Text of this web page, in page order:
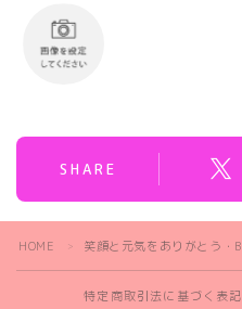
SHARE
HOME ＞ 笑顔と元気をありがとう・B
特定商取引法に基づく表記